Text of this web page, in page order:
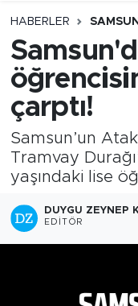
HABERLER
çarptı!
Samsun’un
Tramvay
yaşındaki lise
DUYGU ZEYNEP
EDITÖR
Süper Lig
Tüm Manşetler
Son Dakika